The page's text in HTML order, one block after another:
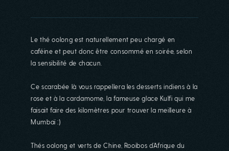
Le thé oolong est naturellement peu chargé en
caféine et peut donc être consommé en soirée, selon
la sensibilité de chacun.
Ce scarabée là vous rappellera les desserts indiens à la
rose et à la cardamome, la fameuse glace Kulfi qui me
faisait faire des kilomètres pour trouver la meilleure à
Mumbaï :)
Thés oolong et verts de Chine, Rooibos d’Afrique du